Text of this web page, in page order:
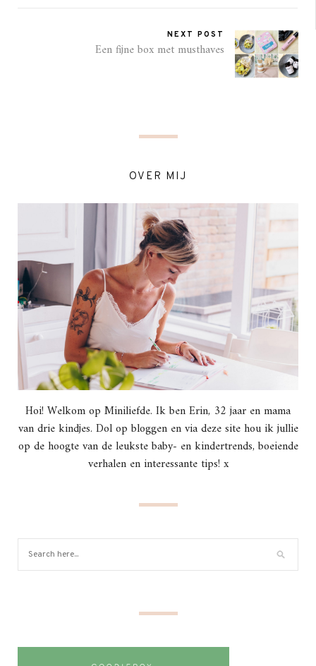
NEXT POST
Een fijne box met musthaves
OVER MIJ
Hoi! Welkom op Miniliefde. Ik ben Erin, 32 jaar en mama
van drie kindjes. Dol op bloggen en via deze site hou ik jullie
op de hoogte van de leukste baby- en kindertrends, boeiende
verhalen en interessante tips! x